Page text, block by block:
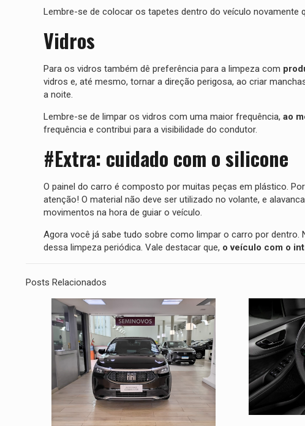
Lembre-se de colocar os tapetes dentro do veículo
Vidros
Para os vidros também dê preferência para a limpeza com
vidros e, até mesmo, tornar a direção perigosa, ao criar
a noite.
Lembre-se de limpar os vidros com uma maior frequência, ao
frequência e contribui para a visibilidade do condutor.
#Extra: cuidado com o silicone
O painel do carro é composto por muitas peças em plástico.
atenção! O material não deve ser utilizado no volante, e
movimentos na hora de guiar o veículo.
Agora você já sabe tudo sobre como limpar o carro por dentro.
dessa limpeza periódica. Vale destacar que, o veículo com o
Posts Relacionados